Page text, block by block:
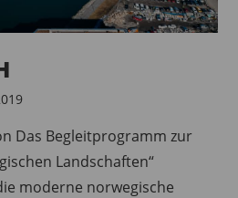
Das Begleitprogramm zur
Landschaften“
moderne norwegische